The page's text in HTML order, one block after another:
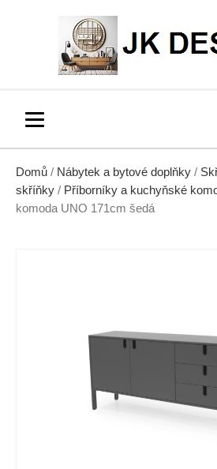
Domů / Nábytek a bytové doplňky /
skříňky / Příborníky a kuchyňské
komoda UNO 171cm šedá